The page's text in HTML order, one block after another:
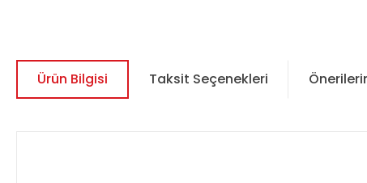
Ürün Bilgisi Taksit Seçenekleri